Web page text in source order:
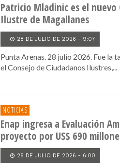
Patricio Mladinic es el nuevo
Ilustre de Magallanes
28 DE JULIO DE 2026 - 9:07
Punta Arenas. 28 julio 2026. Fue la
el Consejo de Ciudadanos Ilustres,...
NOTICIAS
Enap ingresa a Evaluación
proyecto por US$ 690
28 DE JULIO DE 2026 - 6:00